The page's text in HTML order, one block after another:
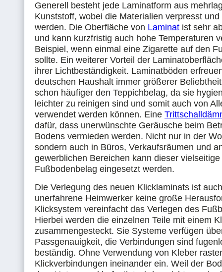
Generell besteht jede Laminatform aus
Kunststoff, wobei die Materialien verpresst und
werden. Die Oberfläche von Laminat ist sehr
und kann kurzfristig auch hohe Temperaturen
Beispiel, wenn einmal eine Zigarette auf den
sollte. Ein weiterer Vorteil der
ihrer Lichtbeständigkeit. Laminatböden
deutschen Haushalt immer größerer
schon häufiger den Teppichbelag, da sie
leichter zu reinigen sind und somit auch von
verwendet werden können. Eine
dafür, dass unerwünschte Geräusche beim
Bodens vermieden werden. Nicht nur in der
sondern auch in Büros, Verkaufsräumen und
gewerblichen Bereichen kann dieser
Fußbodenbelag eingesetzt werden.
Die Verlegung des neuen Klicklaminats ist
unerfahrene Heimwerker keine große
Klicksystem vereinfacht das Verlegen des
Hierbei werden die einzelnen Teile mit einem
zusammengesteckt. Sie Systeme verfügen
Passgenauigkeit, die Verbindungen sind
beständig. Ohne Verwendung von Kleber
Klickverbindungen ineinander ein. Weil der